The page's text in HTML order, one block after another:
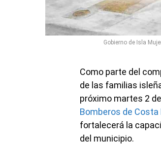
Gobierno de Isla
Como parte del
de las familias
próximo martes 2
Bomberos de Costa
fortalecerá la
del municipio.